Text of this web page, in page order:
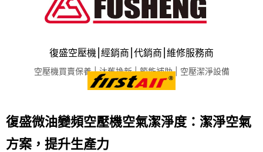
復盛空壓機⎮經銷商⎮代銷商⎮維修服務商
空壓機買賣保養 | 汰舊換新 | 節能補助 | 空壓潔淨設備
復盛微油變頻空壓機空氣潔淨度：潔淨空氣
方案，提升生產力